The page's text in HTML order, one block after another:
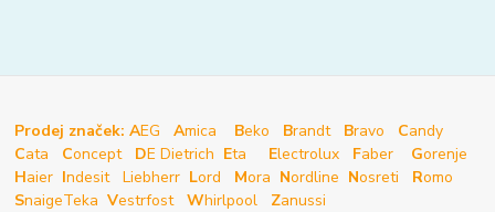
Prodej značek: AEG Amica Beko Brandt Bravo Candy
Cata Concept DE Dietrich Eta Electrolux Faber Gorenje
Haier Indesit Liebherr Lord Mora Nordline Nosreti Romo
SnaigeTeka Vestrfost Whirlpool Zanussi